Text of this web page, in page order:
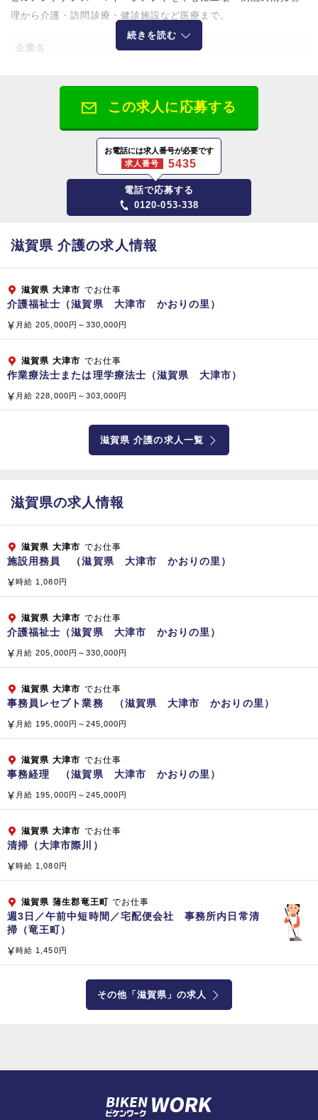
理から介護・訪問診療・健診施設など医療まで。
企業名
【大阪本社】
〒564-0044 大阪府吹田市南金田2-12-1
【東京本部】
〒141-0031 東京都品川区西五反田8‐4‐13
五反田JPビルディング 5階
資本金
1,808百万円（平成29年3月現在）
従業員数
総合ビルメンテナンス（清掃管理・警備・設備管理）
プロパティマネジメント、ファシリティマネジメント
コンストラクト＆リフォーム（建物・設備・省エネ提案）
サニテーション（食品製造工場や病院の消毒殺菌）
不動産分譲および管理、水処理装置（開発・販売）
ＦＣ店舗運営、介護サービス業務（訪問看護、訪問介護、居宅
老人ホーム経営、医療関連経営コンサルティング（病院・クリ
【国内】 株式会社 ベスト・プロパティ
小倉興産 株式会社
株式会社 ラボテック
株式会社 ケアホテルマネジメント
株式会社 ビーエムエス
株式会社 クリーンテック
株式会社 テクノサービス
【海外】 SINGAPORE BIKEN PTE.LTD.（シンガポール共
和国）
企業公式サイト
続きを読む
この求人に応募する
お電話には求人番号が必要です
求人番号
5435
電話で応募する
0120-053-338
滋賀県 介護の求人情報
滋賀県 大津市 でお仕事
介護福祉士（滋賀県 大津市 かおりの里）
月給 205,000円～330,000円
滋賀県 大津市 でお仕事
作業療法士または理学療法士（滋賀県 大津市）
月給 228,000円～303,000円
滋賀県 介護の求人一覧
滋賀県の求人情報
滋賀県 大津市 でお仕事
施設用務員 （滋賀県 大津市 かおりの里）
時給 1,080円
滋賀県 大津市 でお仕事
介護福祉士（滋賀県 大津市 かおりの里）
月給 205,000円～330,000円
滋賀県 大津市 でお仕事
事務員レセプト業務 （滋賀県 大津市 かおりの里）
月給 195,000円～245,000円
滋賀県 大津市 でお仕事
事務経理 （滋賀県 大津市 かおりの里）
月給 195,000円～245,000円
滋賀県 大津市 でお仕事
清掃（大津市際川）
時給 1,080円
滋賀県 蒲生郡竜王町 でお仕事
週3日／午前中短時間／宅配便会社 事務所内日常清
掃（竜王町）
時給 1,450円
その他「滋賀県」の求人